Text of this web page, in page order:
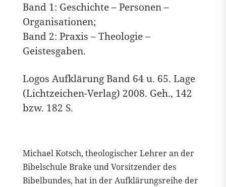
Band 1: Geschichte – Personen –
Organisationen;
Band 2: Praxis – Theologie –
Geistesgaben.
Logos Aufklärung Band 64 u. 65. Lage
(Lichtzeichen-Verlag) 2008. Geh., 142
bzw. 182 S.
Michael Kotsch, theologischer Lehrer an der
Bibelschule Brake und Vorsitzender des
Bibelbundes, hat in der Aufklärungsreihe der